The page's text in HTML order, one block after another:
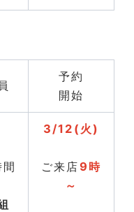
予約
開始
3/12(火)
ご来店 9時
～